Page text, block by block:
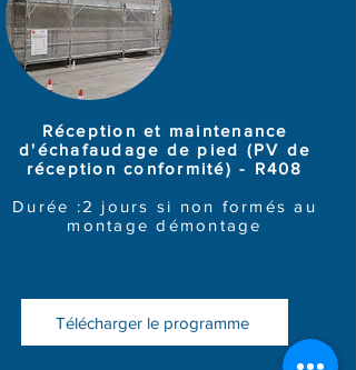
Réception et maintenance
d'échafaudage de pied (PV de
réception conformité) - R408
Durée :2 jours si non formés au
montage démontage
Télécharger le programme